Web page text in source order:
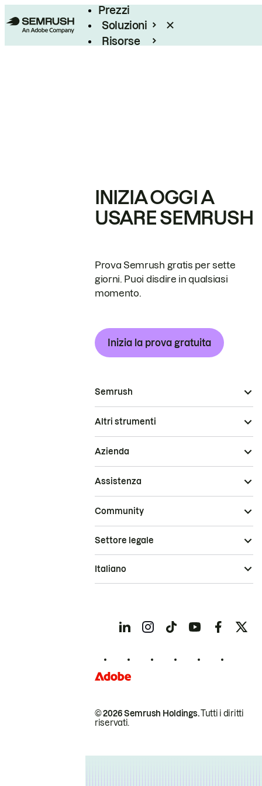
Prezzi
Soluzioni
Risorse
INIZIA OGGI A
USARE SEMRUSH
Prova Semrush gratis per sette
giorni. Puoi disdire in qualsiasi
momento.
Inizia la prova gratuita
Semrush
Altri strumenti
Azienda
Assistenza
Community
© 2026 Semrush Holdings.Tutti i diritti
riservati.
Settore legale
Italiano